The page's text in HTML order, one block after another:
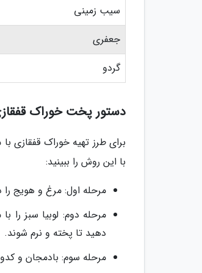
سیب زمینی
جعفری
گردو
دستور پخت خوراک
برای طرز تهیه خوراک
با این روش را ببینید:
مرحله اول: مرغ و هویج را
مرحله دوم: لوبیا سبز را
دهید تا پخته و نرم شوند.
مرحله سوم: بادمجان و